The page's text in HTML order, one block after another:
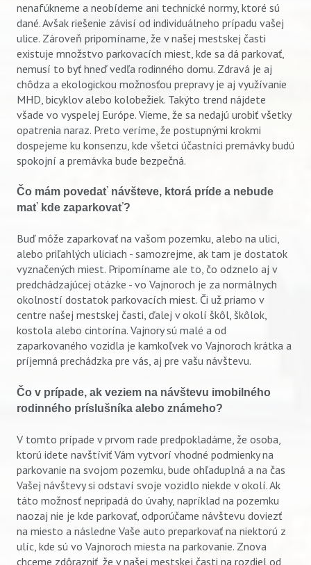
nenafúkneme a neobídeme ani technické normy, ktoré sú
dané. Avšak riešenie závisí od individuálneho prípadu vašej
ulice. Zároveň pripomíname, že v našej mestskej časti
existuje množstvo parkovacích miest, kde sa dá parkovať,
nemusí to byť hneď vedľa rodinného domu. Zdravá je aj
chôdza a ekologickou možnosťou prepravy je aj využívanie
MHD, bicyklov alebo kolobežiek. Takýto trend nájdete
všade vo vyspelej Európe. Vieme, že sa nedajú urobiť všetky
opatrenia naraz. Preto veríme, že postupnými krokmi
dospejeme ku konsenzu, kde všetci účastníci premávky budú
spokojní a premávka bude bezpečná.
Čo mám povedať návšteve, ktorá príde a nebude
mať kde zaparkovať?
Buď môže zaparkovať na vašom pozemku, alebo na ulici,
alebo priľahlých uliciach - samozrejme, ak tam je dostatok
vyznačených miest. Pripomíname ale to, čo odznelo aj v
predchádzajúcej otázke - vo Vajnoroch je za normálnych
okolností dostatok parkovacích miest. Či už priamo v
centre našej mestskej časti, ďalej v okolí škôl, škôlok,
kostola alebo cintorína. Vajnory sú malé a od
zaparkovaného vozidla je kamkoľvek vo Vajnoroch krátka a
príjemná prechádzka pre vás, aj pre vašu návštevu.
Čo v prípade, ak veziem na návštevu imobilného
rodinného príslušníka alebo známeho?
V tomto prípade v prvom rade predpokladáme, že osoba,
ktorú idete navštíviť Vám vytvorí vhodné podmienky na
parkovanie na svojom pozemku, bude ohľaduplná a na čas
Vašej návštevy si odstaví svoje vozidlo niekde v okolí. Ak
táto možnosť nepripadá do úvahy, napríklad na pozemku
naozaj nie je kde parkovať, odporúčame návštevu doviezť
na miesto a následne Vaše auto preparkovať na niektorú z
ulíc, kde sú vo Vajnoroch miesta na parkovanie. Znova
chceme zdôrazniť, že v našej mestskej časti na rozdiel od